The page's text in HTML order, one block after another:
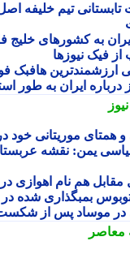
تیم خلیفه اصل /
به کشورهای خلیج
نیوزها
هافبک
ایران به طور
موریتانی خود
نقشه عربستان
هم نام اهوازی در
بمبگذاری شده در
پس از شکست